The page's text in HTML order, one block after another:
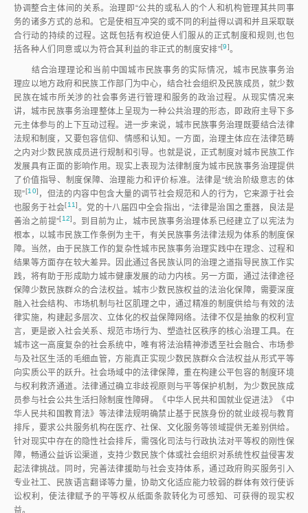
协调整合主体间的关系。治理即“公共的或私人的个人和机构管理其共同事
务的诸多方式的总和。它是使相互冲突的或不同的利益得以调和并且采取联
合行动的持续的过程。这既包括有权迫使人们服从的正式制度和规则,也包
括各种人们同意或以为符合其利益的非正式的制度安排”[9]。
结合治理理论和当前中国城市民族事务的实际情况，城市民族事务治
理应以地方政府和民族工作部门为中心，结合社会组织及民族成员，就少数
民族在城市所关涉的社会事务进行管理和服务的政治过程。从现实情况来
讲，城市民族事务治理整体上呈现为一种公共治理的形态，即政府主导下多
元主体参与的上下互动过程。进一步来说，城市民族事务治理既要结合法律
法规和制度，又要包容信仰、情感和认知。一方面，治理主体应在法律范畴
之内对少数民族成员进行规制和引导。也就是说，正式制度对城市民族工作
发展具有正面的影响作用。现实上表现为法律制度为城市民族事务治理提供
了价值指导、制度保障、治理能力和评价标准。法律是“统治阶级意志的体
现”[10] ，但法的内容中包含大量的调节社会规范和人的行为，它来源于社会
也服务于社会[11]。党的十八届四中全会指出，“法律是治国之重器，良法是
善治之前提”[12]。到目前为止，城市民族事务治理体系已经建立了以宪法为
根本，以城市民族工作条例为主干，有关民族事务法律法规为体系的制度保
障。当然，由于民族工作的复杂性城市民族事务治理实践中在理念、过程和
结果等方面存在较大差异。因此通过各民族认同的治理之道指导民族工作实
践，将有助于形成助力城市健康发展的动力内核。另一方面，通过法律途径
保障少数民族群众的合法权益。城市少数民族权益的法治化保障，需要深度
融入社会结构、市场机制与社区肌理之中，通过精准的制度供给与有效的法
律实施，构建起多层次、立体化的权益保障网络。法律不仅是抽象的权利宣
言，更是嵌入社会关系、规范市场行为、塑造社区秩序的核心治理工具。在
城市这一高度复杂的社会系统中，唯有将法治精神渗透至社会融合、市场参
与及社区生活的毛细血管，方能真正实现少数民族群众合法权益从形式平等
向实质公平的跃升。社会场域中的法律保障，重在构建公平包容的制度环境
与权利救济通道。法律通过确立非歧视原则与平等保护机制，为少数民族成
员参与社会公共生活扫除制度性障碍。《中华人民共和国就业促进法》《中
华人民共和国教育法》等法律法规明确禁止基于民族身份的就业歧视与教育
排斥，要求公共服务机构在医疗、社保、文化服务等领域提供无差别供给。
针对现实中存在的隐性社会排斥，需强化司法与行政执法对平等权的刚性保
障，畅通公益诉讼渠道，支持少数民族个体或社会组织对系统性权益侵害发
起法律挑战。同时，完善法律援助与社会支持体系，通过政府购买服务引入
专业社工、民族语言翻译等力量，协助文化适应能力较弱的群体有效行使诉
讼权利，使法律赋予的平等权从纸面条款转化为可感知、可获得的现实权
益。